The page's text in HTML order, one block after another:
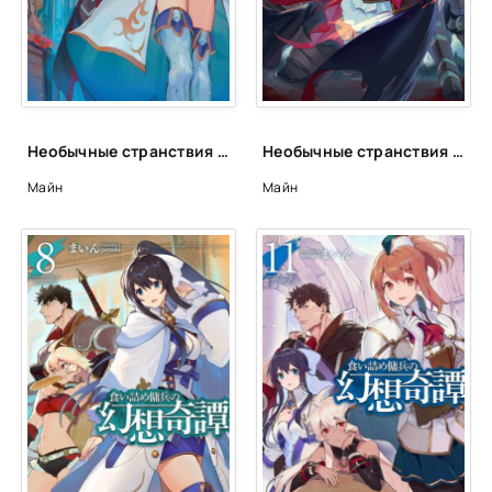
24 Странствия наемника V04 - Эпилог
25 Странствия наемника V04 - Антракт
26 Странствия наемника V04 - Послесловие автора
Необычные странствия бывшего наемника. Том 3 - Майн
Майн
Необычные странствия бывшего наемника. Том 5 - Майн
Майн